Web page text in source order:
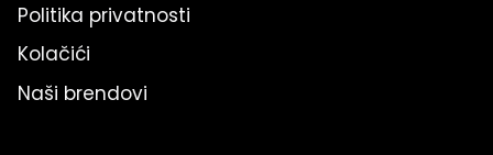
Politika privatnosti
Kolačići
Naši brendovi